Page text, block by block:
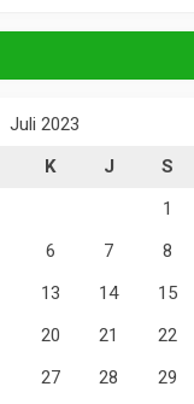
Juli 2023
K J S
1
6 7 8
13 14 15
20 21 22
27 28 29